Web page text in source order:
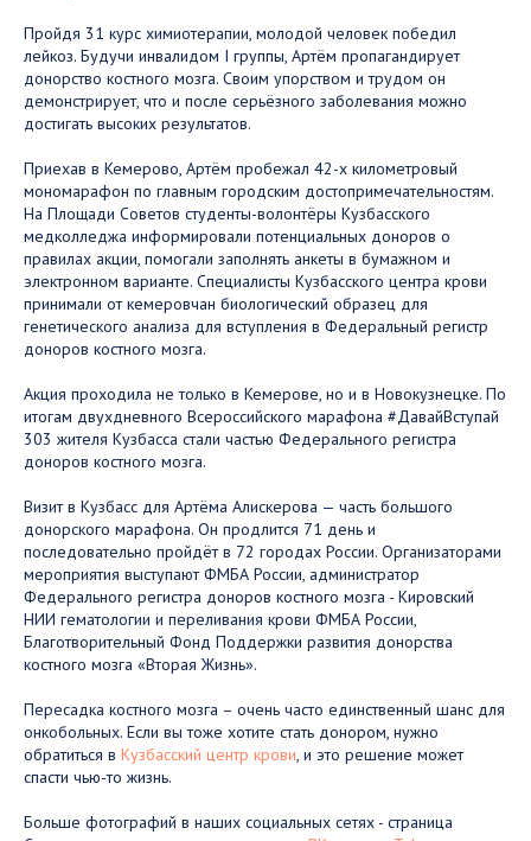
Пройдя 31 курс химиотерапии, молодой человек победил
лейкоз. Будучи инвалидом I группы, Артём пропагандирует
донорство костного мозга. Своим упорством и трудом он
демонстрирует, что и после серьёзного заболевания можно
достигать высоких результатов.
Приехав в Кемерово, Артём пробежал 42-х километровый
мономарафон по главным городским достопримечательностям.
На Площади Советов студенты-волонтёры Кузбасского
медколледжа информировали потенциальных доноров о
правилах акции, помогали заполнять анкеты в бумажном и
электронном варианте. Специалисты Кузбасского центра крови
принимали от кемеровчан биологический образец для
генетического анализа для вступления в Федеральный регистр
доноров костного мозга.
Акция проходила не только в Кемерове, но и в Новокузнецке. По
итогам двухдневного Всероссийского марафона #ДавайВступай
303 жителя Кузбасса стали частью Федерального регистра
доноров костного мозга.
Визит в Кузбасс для Артёма Алискерова — часть большого
донорского марафона. Он продлится 71 день и
последовательно пройдёт в 72 городах России. Организаторами
мероприятия выступают ФМБА России, администратор
Федерального регистра доноров костного мозга - Кировский
НИИ гематологии и переливания крови ФМБА России,
Благотворительный Фонд Поддержки развития донорства
костного мозга «Вторая Жизнь».
Пересадка костного мозга – очень часто единственный шанс для
онкобольных. Если вы тоже хотите стать донором, нужно
обратиться в Кузбасский центр крови, и это решение может
спасти чью-то жизнь.
Больше фотографий в наших социальных сетях - страница